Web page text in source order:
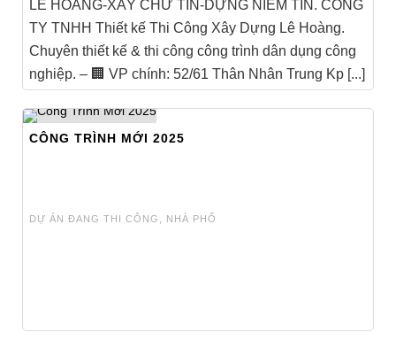
LÊ HOÀNG-XÂY CHỮ TÍN-DỰNG NIỀM TIN. CÔNG
TY TNHH Thiết kế Thi Công Xây Dựng Lê Hoàng.
Chuyên thiết kế & thi công công trình dân dụng công
nghiệp. – 🏢 VP chính: 52/61 Thân Nhân Trung Kp [...]
CÔNG TRÌNH MỚI 2025
DỰ ÁN ĐANG THI CÔNG NHÀ PHỐ